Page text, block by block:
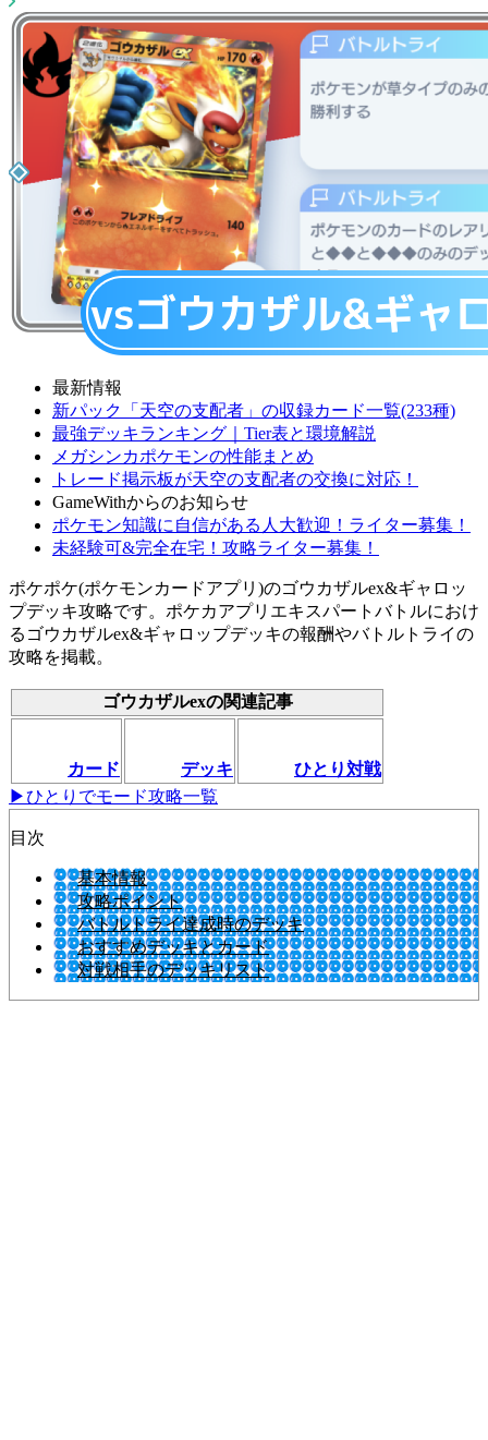
最新情報
新パック「天空の支配者」の収録カード一覧(233種)
最強デッキランキング｜Tier表と環境解説
メガシンカポケモンの性能まとめ
トレード掲示板が天空の支配者の交換に対応！
GameWithからのお知らせ
ポケモン知識に自信がある人大歓迎！ライター募集！
未経験可&完全在宅！攻略ライター募集！
ポケポケ(ポケモンカードアプリ)のゴウカザルex&ギャロッ
プデッキ攻略です。ポケカアプリエキスパートバトルにおけ
るゴウカザルex&ギャロップデッキの報酬やバトルトライの
攻略を掲載。
ゴウカザルexの関連記事
カード デッキ
ひとり対戦
▶ひとりでモード攻略一覧
目次
基本情報
攻略ポイント
バトルトライ達成時のデッキ
おすすめデッキとカード
対戦相手のデッキリスト